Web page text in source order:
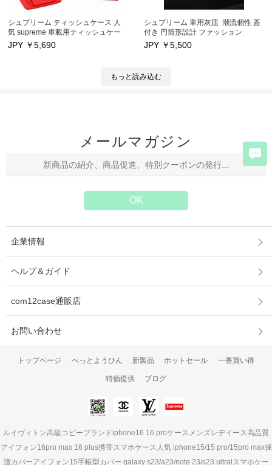
シュプリーム ティッシュケース 人
気 supreme 車載用ティッシュケー
ス カードセット付き
JPY ￥5,690
シュプリーム 車用灰皿 潮流個性 蓋
付き 円筒形設計 ファッション
JPY ￥5,500
もっと読み込む
メールマガジン
企業情報
ヘルプ＆ガイド
com12case通販店
お問い合わせ
トップページ ぺっとようひん 新製品 ホットセール 一番買い得
特価提供 ブログ
ルイヴィトン高級コピーブランドiphone16 16 proケースメンズレデイース高品質
アイフォン16pro max 16 plus携帯スマホケース人気 iphone15/15 pro/15pro max保
護カバーアイフォン15手帳型カバー galaxy s23/a23/note 23/s23 ultralスマホケー